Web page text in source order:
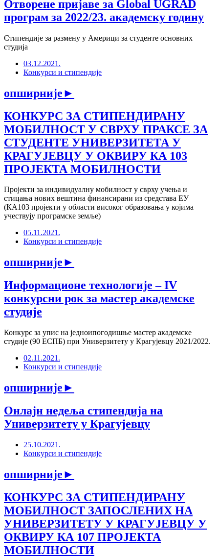
Отворене пријаве за Global UGRAD
програм за 2022/23. академску годину
Стипендије за размену у Америци за студенте основних
студија
03.12.2021.
Конкурси и стипендије
опширније►
КОНКУРС ЗА СТИПЕНДИРАНУ
МОБИЛНОСТ У СВРХУ ПРАКСЕ ЗА
СТУДЕНТЕ УНИВЕРЗИТЕТА У
КРАГУЈЕВЦУ У ОКВИРУ КА 103
ПРОЈЕКТА МОБИЛНОСТИ
Пројекти за индивидуалну мобилност у сврху учења и
стицања нових вештина финансирани из средстава ЕУ
(КА103 пројекти у области високог образовања у којима
учествују програмске земље)
05.11.2021.
Конкурси и стипендије
опширније►
Информационе технологије – IV
конкурсни рок за мастер академске
студије
Конкурс за упис на једноипогодишње мастер академске
студије (90 ЕСПБ) при Универзитету у Крагујевцу 2021/2022.
02.11.2021.
Конкурси и стипендије
опширније►
Онлајн недеља стипендија на
Универзитету у Крагујевцу
25.10.2021.
Конкурси и стипендије
опширније►
КОНКУРС ЗА СТИПЕНДИРАНУ
МОБИЛНОСТ ЗАПОСЛЕНИХ НА
УНИВЕРЗИТЕТУ У КРАГУЈЕВЦУ У
ОКВИРУ КА 107 ПРОЈЕКТА
МОБИЛНОСТИ